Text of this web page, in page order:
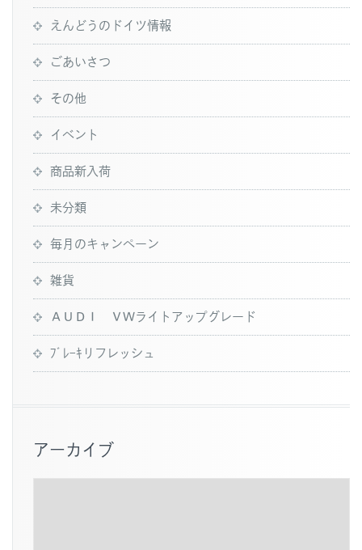
えんどうのドイツ情報
ごあいさつ
その他
イベント
商品新入荷
未分類
毎月のキャンペーン
雑貨
ＡＵＤＩ ＶＷライトアップグレード
ﾌﾞﾚｰｷリフレッシュ
アーカイブ